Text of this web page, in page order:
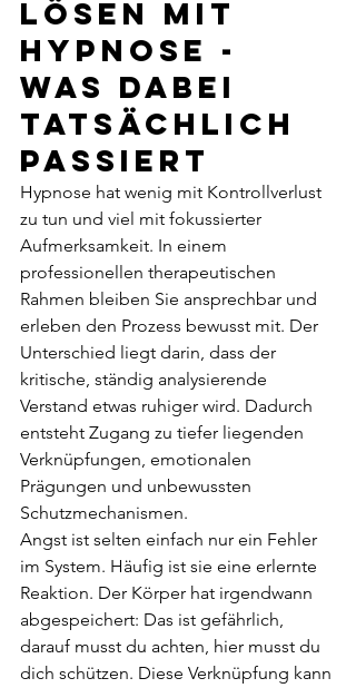
lösen mit
Hypnose -
was dabei
tatsächlich
passiert
Hypnose hat wenig mit Kontrollverlust
zu tun und viel mit fokussierter
Aufmerksamkeit. In einem
professionellen therapeutischen
Rahmen bleiben Sie ansprechbar und
erleben den Prozess bewusst mit. Der
Unterschied liegt darin, dass der
kritische, ständig analysierende
Verstand etwas ruhiger wird. Dadurch
entsteht Zugang zu tiefer liegenden
Verknüpfungen, emotionalen
Prägungen und unbewussten
Schutzmechanismen.
Angst ist selten einfach nur ein Fehler
im System. Häufig ist sie eine erlernte
Reaktion. Der Körper hat irgendwann
abgespeichert: Das ist gefährlich,
darauf musst du achten, hier musst du
dich schützen. Diese Verknüpfung kann